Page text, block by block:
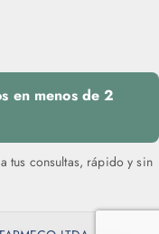
en menos de 2
tus consultas, rápido y sin